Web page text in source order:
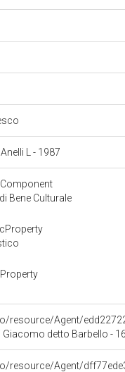
L - 1987
Bene Culturale
resource/Agent/
detto Barbello -
resource/Agent/